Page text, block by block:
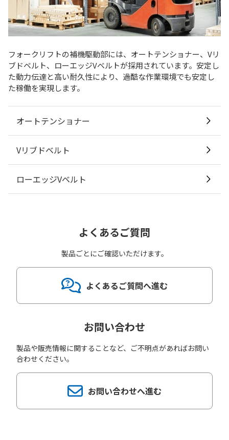
フォークリフトの補機駆動部には、オートテンショナー、Vリ
ブドベルト、ローエッジVベルトが採用されています。安定し
た動力伝達と高い耐久性により、過酷な作業環境でも安定し
た稼働を実現します。
オートテンショナー
Vリブドベルト
ローエッジVベルト
よくあるご質問
製品ごとにご確認いただけます。
よくあるご質問へ進む
お問い合わせ
製品や販売情報に関することなど、ご不明点があればお問い
合わせください。
お問い合わせへ進む